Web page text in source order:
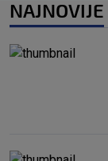
NAJNOVIJE